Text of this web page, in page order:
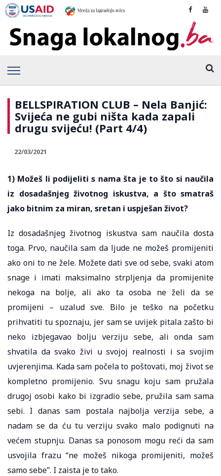
BELLSPIRATION CLUB – Nela Banjić:
Svijeća ne gubi ništa kada zapali
drugu svijeću! (Part 4/4)
22/03/2021
1) Možeš li podijeliti s nama šta je to što si naučila
iz dosadašnjeg životnog iskustva, a što smatraš
jako bitnim za miran, sretan i uspješan život?
Iz dosadašnjeg životnog iskustva sam naučila dosta
toga. Prvo, naučila sam da ljude ne možeš promijeniti
ako oni to ne žele. Možete dati sve od sebe, svaki atom
snage i imati maksimalno strpljenja da promijenite
nekoga na bolje, ali ako ta osoba ne želi da se
promijeni – uzalud sve. Bilo je teško na početku
prihvatiti tu spoznaju, jer sam se uvijek pitala zašto bi
neko izbjegavao bolju verziju sebe, ali onda sam
shvatila da svako živi u svojoj realnosti i sa svojim
uvjerenjima. Kada sam počela to poštovati, moj život se
kompletno promijenio. Svu snagu koju sam pružala
drugoj osobi kako bi izgradio sebe, pružila sam sama
sebi. I danas sam postala najbolja verzija sebe, a
nadam se da ću tu verziju svako malo podignuti na
većem stupnju. Danas sa ponosom mogu reći da sam
usvojila frazu “ne možeš nikoga promijeniti, možeš
samo sebe”. I zaista je to tako.